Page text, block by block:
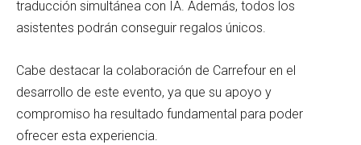
traducción simultánea con IA. Además, todos los
asistentes podrán conseguir regalos únicos.
Cabe destacar la colaboración de Carrefour en el
desarrollo de este evento, ya que su apoyo y
compromiso ha resultado fundamental para poder
ofrecer esta experiencia.